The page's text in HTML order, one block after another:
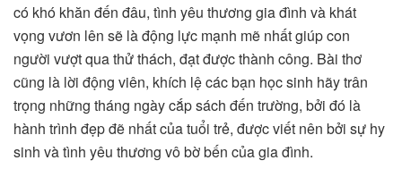
có khó khăn đến đâu, tình yêu thương gia đình và khát
vọng vươn lên sẽ là động lực mạnh mẽ nhất giúp con
người vượt qua thử thách, đạt được thành công. Bài thơ
cũng là lời động viên, khích lệ các bạn học sinh hãy trân
trọng những tháng ngày cắp sách đến trường, bởi đó là
hành trình đẹp đẽ nhất của tuổi trẻ, được viết nên bởi sự hy
sinh và tình yêu thương vô bờ bến của gia đình.